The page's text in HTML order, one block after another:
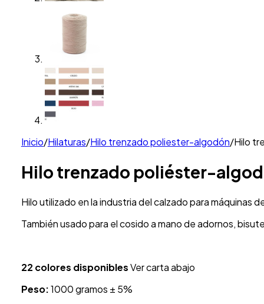
Inicio/Hilaturas/Hilo trenzado poliester-algodón/Hilo
Hilo trenzado poliéster-
Hilo utilizado en la industria del calzado para máquinas
También usado para el cosido a mano de adornos,
22 colores disponiblesVer carta abajo
Peso:1000 gramos ± 5%